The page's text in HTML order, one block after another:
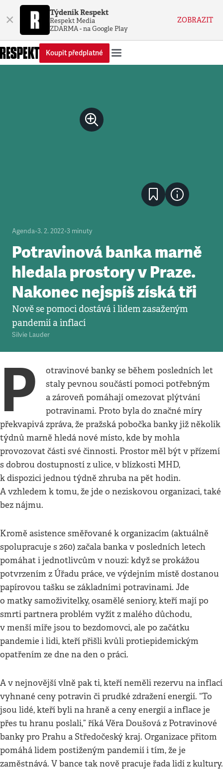
× Týdeník Respekt
Respekt Media
ZDARMA - na Google Play
ZOBRAZIT
Koupit předplatné
Agenda•3. 2. 2022•3 minuty
Potravinová banka marně
hledala prostory v Praze.
Nakonec nejspíš získá tři
Nově se pomoci dostává i lidem zasaženým
pandemií a inflací
Silvie Lauder
P
otravinové banky se během posledních let
staly pevnou součástí pomoci potřebným
a zároveň pomáhají omezovat plýtvání
potravinami. Proto byla do značné míry
překvapivá zpráva, že pražská pobočka banky již několik
týdnů marně hledá nové místo, kde by mohla
provozovat části své činnosti. Prostor měl být v přízemí
s dobrou dostupností z ulice, v blízkosti MHD,
k dispozici jednou týdně zhruba na pět hodin.
A vzhledem k tomu, že jde o neziskovou organizaci, také
bez nájmu.
Kromě asistence směřované k organizacím (aktuálně
spolupracuje s 260) začala banka v posledních letech
pomáhat i jednotlivcům v nouzi: když se prokážou
potvrzením z Úřadu práce, ve výdejním místě dostanou
papírovou tašku se základními potravinami. Jde
o matky samoživitelky, osamělé seniory, kteří mají po
smrti partnera problém vyžít z malého důchodu,
v menší míře jsou to bezdomovci, ale po začátku
pandemie i lidi, kteří přišli kvůli protiepidemickým
opatřením ze dne na den o práci.
A v nejnovější vlně pak ti, kteří neměli rezervu na inflací
vyhnané ceny potravin či prudké zdražení energií. “To
jsou lidé, kteří byli na hraně a ceny energií a inflace je
přes tu hranu poslali,” říká Věra Doušová z Potravinové
banky pro Prahu a Středočeský kraj. Organizace přitom
pomáhá lidem postiženým pandemií i tím, že je
zaměstnává. V bance tak nově pracuje řada lidí z kultury.